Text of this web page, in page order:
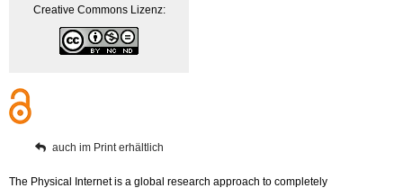
Crea­ti­ve Com­mons Li­zenz:
auch im Print er­hält­lich
The Phy­si­cal In­ter­net is a glo­bal re­se­arch ap­proach to com­ple­te­ly